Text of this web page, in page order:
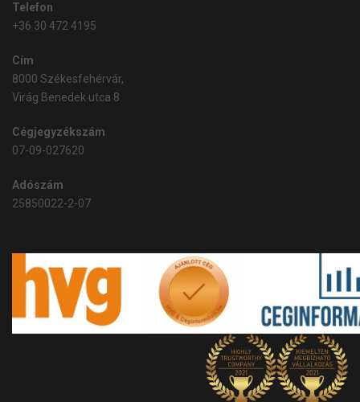
Telefon
+36 30 472 4195
Cím
8000 Székesfehérvár,
Virág Benedek utca 8.
Cégjegyzékszám
07-09-027620
Adószám
25850022-2-07